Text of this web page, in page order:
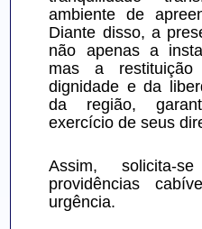
ambiente de
Diante disso, a
não apenas a
mas a
dignidade e da
da região,
exercício de seus
Assim, solicita-
providências
urgência.